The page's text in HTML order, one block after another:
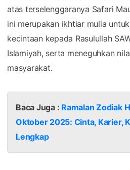
atas terselenggaranya Safari
ini merupakan ikhtiar mulia
kecintaan kepada Rasulullah
Islamiyah, serta meneguhkan
masyarakat.
Baca Juga : Ramalan Zodiak
Oktober 2025: Cinta, Karier,
Lengkap